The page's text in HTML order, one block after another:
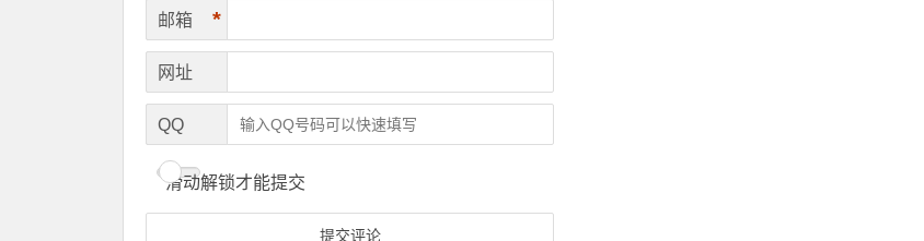
邮箱 *
网址
QQ
滑动解锁才能提交